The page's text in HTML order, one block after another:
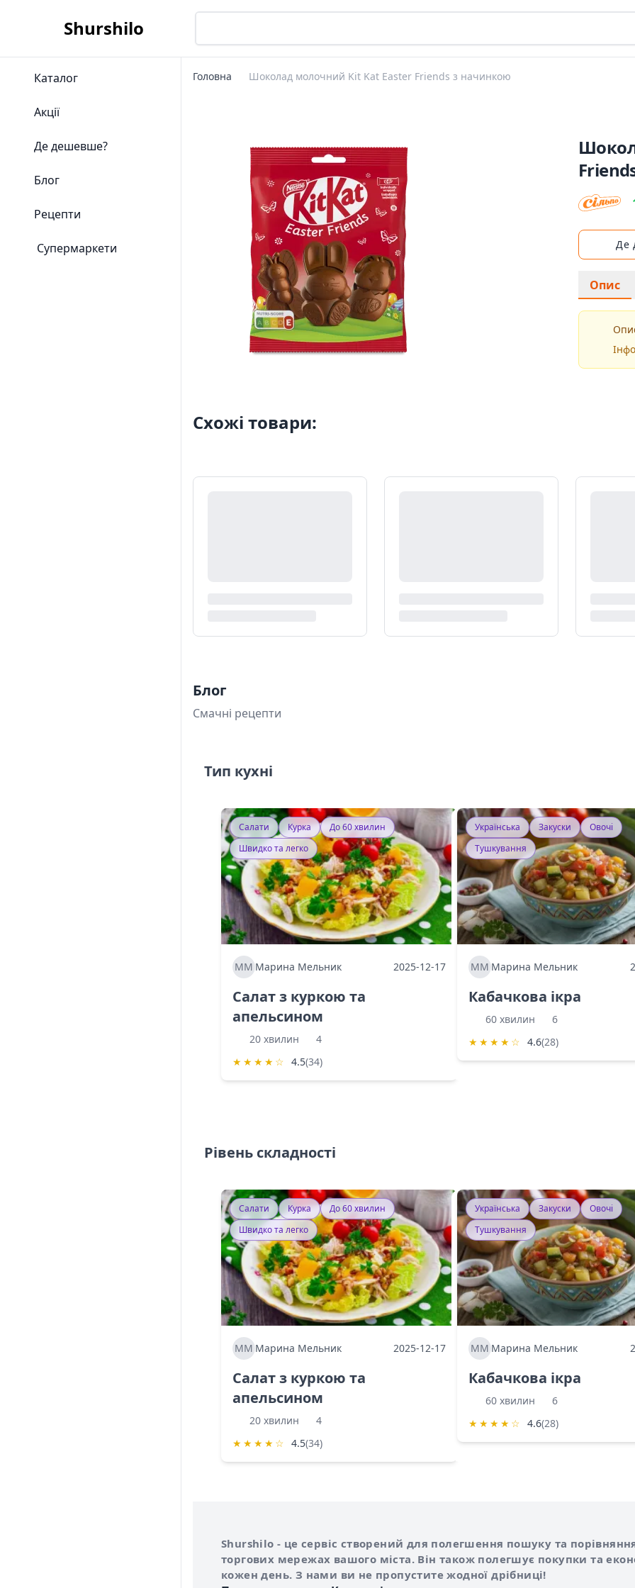
Shurshilo
Каталог
Акції
Де дешевше?
Блог
Рецепти
Супермаркети
Головна Шоколад молочний Kit Kat Easter Friends з начинкою
Де
Опис
Схожі товари:
Блог
Смачні рецепти
Тип кухні
Салати Курка
До 60 хвилин
Швидко та легко
ММ Марина Мельник 2025-12-17
Салат з куркою та
апельсином
20 хвилин
4
★ ★ ★ ★ ☆ 4.5(34)
Українська Закуски
Овочі
Тушкування
ММ Марина Мельник
Кабачкова ікра
60 хвилин
6
★ ★ ★ ★ ☆ 4.6(28)
Рівень складності
Салати Курка
До 60 хвилин
Швидко та легко
ММ Марина Мельник 2025-12-17
Салат з куркою та
апельсином
20 хвилин
4
★ ★ ★ ★ ☆ 4.5(34)
Українська Закуски
Овочі
Тушкування
ММ Марина Мельник
Кабачкова ікра
60 хвилин
6
★ ★ ★ ★ ☆ 4.6(28)
Про сервіс Shurshilo
Shurshilo - це сервіс створений для полегшення пошуку та
торгових мережах вашого міста. Він також полегшує покупки та
кожен день. З нами ви не пропустите жодної дрібниці!